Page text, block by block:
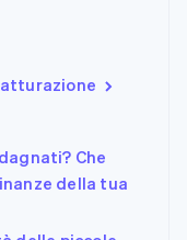
Che
della tua